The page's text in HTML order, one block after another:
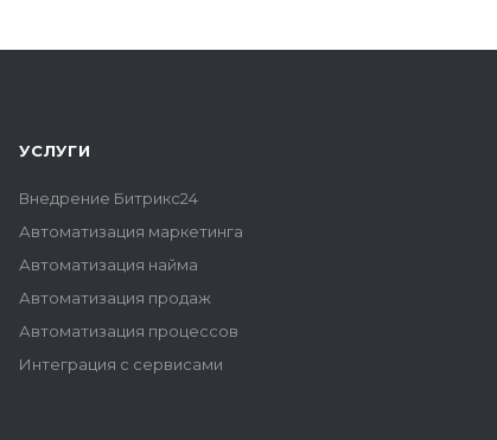
УСЛУГИ
Внедрение Битрикс24
Автоматизация маркетинга
Автоматизация найма
Автоматизация продаж
Автоматизация процессов
Интеграция с сервисами